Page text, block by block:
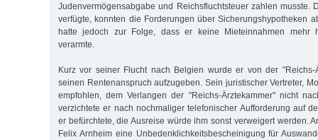
Judenvermögensabgabe und Reichsfluchtsteuer zahlen musste.
verfügte, konn­ten die Forderungen über Sicherungshypotheken
hatte jedoch zur Folge, dass er keine Mieteinnahmen mehr
verarmte.
Kurz vor seiner Flucht nach Belgien wurde er von der "Reichs-
seinen Rentenanspruch aufzugeben. Sein juristischer Vertreter,
empfohlen, dem Verlangen der "Reichs-Ärztekammer" nicht
verzichtete er nach nochmaliger telefonischer Aufforderung auf
er befürchtete, die Ausreise würde ihm sonst verweigert werden.
Felix Arnheim eine Unbedenklichkeitsbescheinigung für